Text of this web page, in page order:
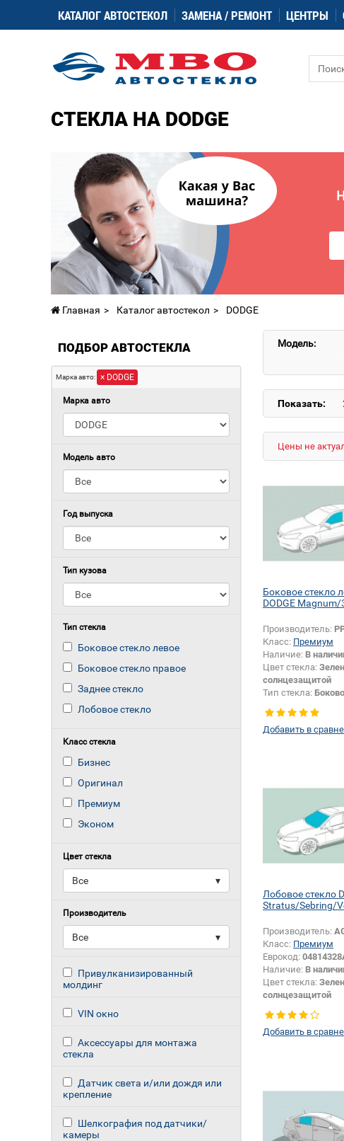
КАТАЛОГ АВТОСТЕКОЛ ЗАМЕНА / РЕМОНТ ЦЕНТРЫ
СТЕКЛА НА DODGE
Главная Каталог автостекол DODGE
ПОДБОР АВТОСТЕКЛА
Марка авто: × DODGE
Марка авто
Модель авто
Год выпуска
Тип кузова
Тип стекла
Боковое стекло левое
Боковое стекло правое
Заднее стекло
Лобовое стекло
Класс стекла
Бизнес
Оригинал
Премиум
Эконом
Цвет стекла
▾
Все
Производитель
▾
Все
Привулканизированный
молдинг
VIN окно
Аксессуары для монтажа
стекла
Датчик света и/или дождя или
крепление
Шелкография под датчики/
камеры
Модель:
Показать:
Цены не
Боковое стекло
DODGE Magnum/
Производитель:
Класс: Премиум
Наличие: В
Цвет стекла:
солнцезащитой
Тип стекла:
левое
Добавить в
Лобовое стекло
Stratus/Sebring/
Производитель:
Класс: Премиум
Еврокод:
Наличие: В
Цвет стекла:
солнцезащитой
Цвет полосы:
Тип кузова:Седан
Добавить в